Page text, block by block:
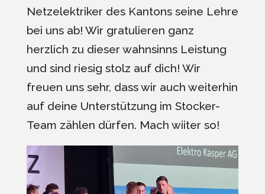
Netzelektriker des Kantons seine Lehre
bei uns ab! Wir gratulieren ganz
herzlich zu dieser wahnsinns Leistung
und sind riesig stolz auf dich! Wir
freuen uns sehr, dass wir auch weiterhin
auf deine Unterstützung im Stocker-
Team zählen dürfen. Mach wiiter so!